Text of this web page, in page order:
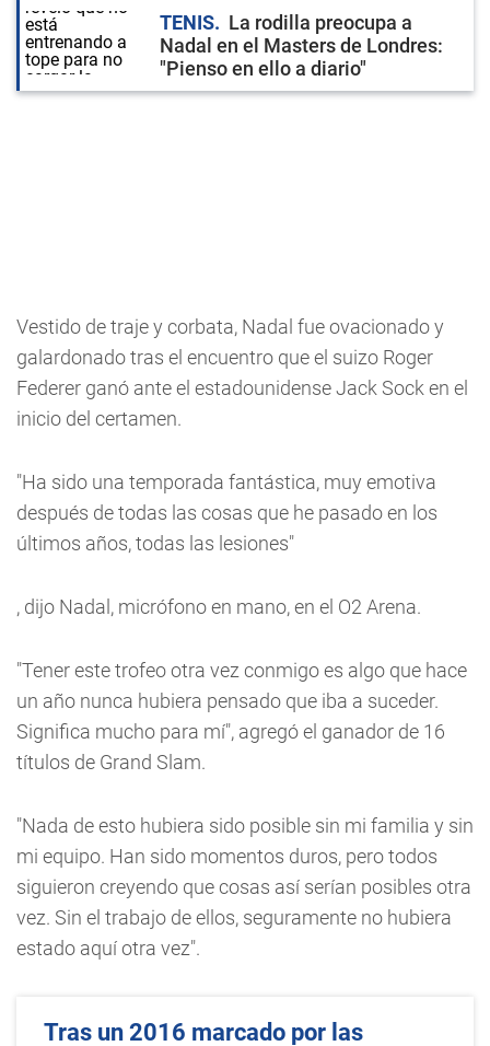
TENIS
La rodilla preocupa a
Nadal en el Masters de Londres:
"Pienso en ello a diario"
Vestido de traje y corbata, Nadal fue ovacionado y
galardonado tras el encuentro que el suizo Roger
Federer ganó ante el estadounidense Jack Sock en el
inicio del certamen.
"Ha sido una temporada fantástica, muy emotiva
después de todas las cosas que he pasado en los
últimos años, todas las lesiones"
, dijo Nadal, micrófono en mano, en el O2 Arena.
"Tener este trofeo otra vez conmigo es algo que hace
un año nunca hubiera pensado que iba a suceder.
Significa mucho para mí", agregó el ganador de 16
títulos de Grand Slam.
"Nada de esto hubiera sido posible sin mi familia y sin
mi equipo. Han sido momentos duros, pero todos
siguieron creyendo que cosas así serían posibles otra
vez. Sin el trabajo de ellos, seguramente no hubiera
estado aquí otra vez".
Tras un 2016 marcado por las